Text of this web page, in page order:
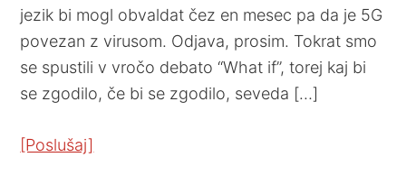
jezik bi mogl obvaldat čez en mesec pa da je 5G
povezan z virusom. Odjava, prosim. Tokrat smo
se spustili v vročo debato “What if”, torej kaj bi
se zgodilo, če bi se zgodilo, seveda […]
[Poslušaj]